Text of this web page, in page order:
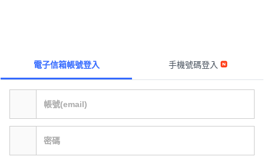
電子信箱帳號登入 手機號碼登入